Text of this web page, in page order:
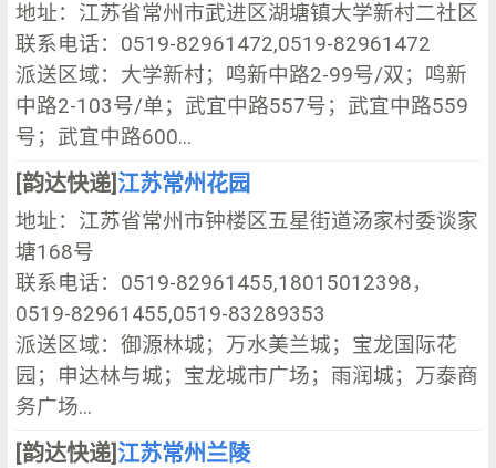
地址：江苏省常州市武进区湖塘镇大学新村二社区
联系电话：0519-82961472,0519-82961472
派送区域：大学新村；鸣新中路2-99号/双；鸣新
中路2-103号/单；武宜中路557号；武宜中路559
号；武宜中路600...
[韵达快递] 江苏常州花园
地址：江苏省常州市钟楼区五星街道汤家村委谈家
塘168号
联系电话：0519-82961455,18015012398，
0519-82961455,0519-83289353
派送区域：御源林城；万水美兰城；宝龙国际花
园；申达林与城；宝龙城市广场；雨润城；万泰商
务广场...
[韵达快递] 江苏常州兰陵